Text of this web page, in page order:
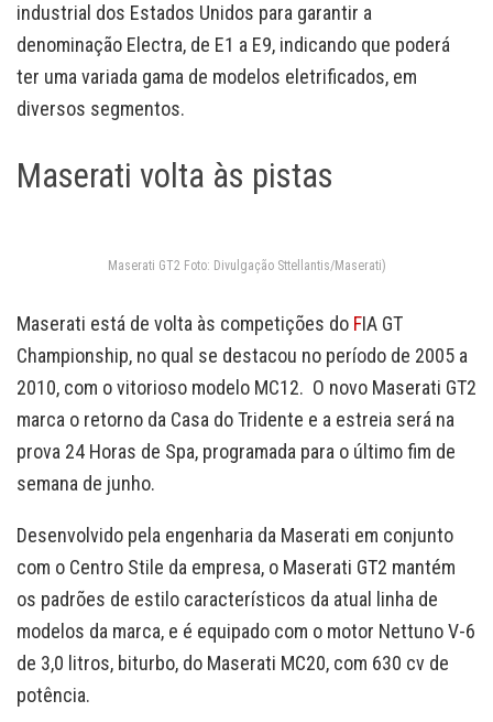
industrial dos Estados Unidos para garantir a
denominação Electra, de E1 a E9, indicando que poderá
ter uma variada gama de modelos eletrificados, em
diversos segmentos.
Maserati volta às pistas
Maserati GT2 Foto: Divulgação Sttellantis/Maserati)
Maserati está de volta às competições do FIA GT
Championship, no qual se destacou no período de 2005 a
2010, com o vitorioso modelo MC12. O novo Maserati GT2
marca o retorno da Casa do Tridente e a estreia será na
prova 24 Horas de Spa, programada para o último fim de
semana de junho.
Desenvolvido pela engenharia da Maserati em conjunto
com o Centro Stile da empresa, o Maserati GT2 mantém
os padrões de estilo característicos da atual linha de
modelos da marca, e é equipado com o motor Nettuno V-6
de 3,0 litros, biturbo, do Maserati MC20, com 630 cv de
potência.